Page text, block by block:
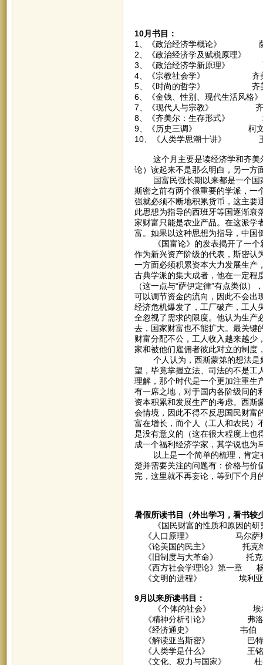
10月书目：
1、《政治经济学概论》
2、《政治经济学及赋税原理
3、《政治经济学新原理》
4、《宗教社会学》 齐
5、《时尚的哲学》 齐
6、《金钱、性别、现代生活风
7、《现代人与宗教》 齐
8、《齐美尔：生存形式》
9、《历史三调》 柯
10、《人类学思潮十讲》
这个月主要是读经济学和齐美尔
论）读起来不是那么明白，另一方
国富民强长期以来都是一个国家
斯密之前有两个很重要的学派，一
强就必须不断地积累货币，这主要
此思想为指导的西班牙等国逐渐衰
家财富只能是农业产品。在这派学
富。如果以这种思想为指导，中国
《国富论》的发表揭开了一个新
作为新兴资产阶级的代表，斯密认
一方面必须积累资本大力发展生产
古典学派的集大成者，他在一定程
（这一点与“萨伊定律”有点类似
可以调节资金的流向，因此不会出
经济危机爆发了，工厂破产，工人
全忽视了需求的限度。他认为生产
去，国家财富也不能扩大。最关键
财富分配不公，工人收入越来越少
家和被他们雇佣者彼此对立的制度
个人认为，西斯蒙第的想法是好
望，毕竟掌握立法、司法的不是工
理解，那个时代是一个更加注重生
有一席之地，对于国内各阶级间的
资本积累和发展生产的考虑。西斯
会情境，因此不得不反思国民财富
富在增长，而个人（工人和农民）
是没有意义的（这在很大程度上也
成一个福利经济学家，其学说也为
以上是一个简单的梳理，肯定有
楚并需要关注的问题有：价格与价
完，这里就不再妄论，等到下个月
暑假所读书目（外出学习，看书较
《国民财富的性质和原因的研
《人口原理》 马尔萨
《论美国的民主》 托克
《旧制度与大革命》 托克
《西方社会学理论》第一章
《文明的进程》 埃利亚
9月以来所读书目：
《个体的社会》 埃利
《精神分析引论》 弗洛
《经济通史》 韦伯
《解读亚当斯密》 巴特
《人类学是什么》 王铭
《文化、权力与国家》 杜